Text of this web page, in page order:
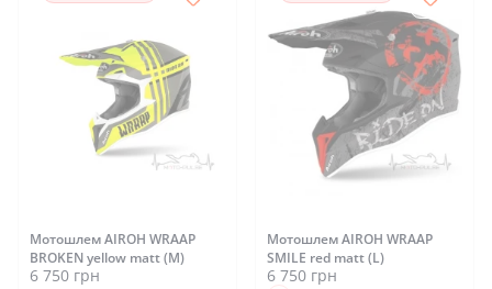
Мотошлем AIROH WRAAP
BROKEN yellow matt (M)
6 750 грн
Мотошлем AIROH WRAAP
SMILE red matt (L)
6 750 грн